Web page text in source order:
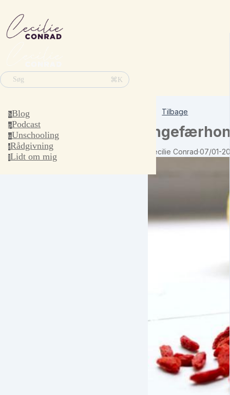
Søg ⌘K
bBlog
pPodcast
uUnschooling
rRådgivning
lLidt om mig
Tilbage
Cecilie Conrad·07/01-